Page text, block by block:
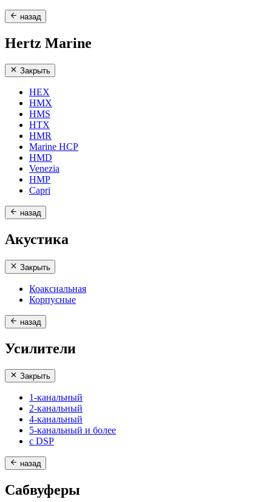
назад
Hertz Marine
Закрыть
HEX
HMX
HMS
HTX
HMR
Marine HCP
HMD
Venezia
HMP
Capri
назад
Акустика
Закрыть
Коаксиальная
Корпусные
назад
Усилители
Закрыть
1-канальный
2-канальный
4-канальный
5-канальный и более
с DSP
назад
Сабвуферы